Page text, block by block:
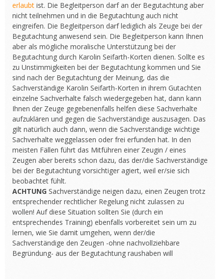
erlaubt ist. Die Begleitperson darf an der Begutachtung aber
nicht teilnehmen und in die Begutachtung auch nicht
eingreifen. Die Begleitperson darf lediglich als Zeuge bei der
Begutachtung anwesend sein. Die Begleitperson kann Ihnen
aber als mögliche moralische Unterstützung bei der
Begutachtung durch Karolin Seifarth-Korten dienen. Sollte es
zu Unstimmigkeiten bei der Begutachtung kommen und Sie
sind nach der Begutachtung der Meinung, das die
Sachverständige Karolin Seifarth-Korten in ihrem Gutachten
einzelne Sachverhalte falsch wiedergegeben hat, dann kann
Ihnen der Zeuge gegebenenfalls helfen diese Sachverhalte
aufzuklären und gegen die Sachverständige auszusagen. Das
gilt natürlich auch dann, wenn die Sachverständige wichtige
Sachverhalte weggelassen oder frei erfunden hat. In den
meisten Fällen führt das Mitführen einer Zeugin / eines
Zeugen aber bereits schon dazu, das der/die Sachverständige
bei der Begutachtung vorsichtiger agiert, weil er/sie sich
beobachtet fühlt.
ACHTUNG Sachverständige neigen dazu, einen Zeugen trotz
entsprechender rechtlicher Regelung nicht zulassen zu
wollen! Auf diese Situation sollten Sie (durch ein
entsprechendes Training) ebenfalls vorbereitet sein um zu
lernen, wie Sie damit umgehen, wenn der/die
Sachverständige den Zeugen -ohne nachvollziehbare
Begründung- aus der Begutachtung raushaben will